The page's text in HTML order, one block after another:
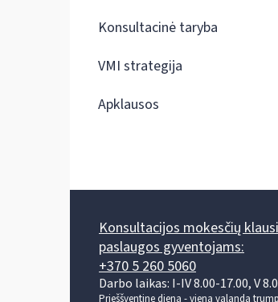
Konsultacinė taryba
VMI strategija
Apklausos
Konsultacijos mokesčių
paslaugos gyventojams:
+370 5 260 5060
Darbo laikas: I-IV 8.00-17.00, V
Prieššventinę dieną - viena valanda